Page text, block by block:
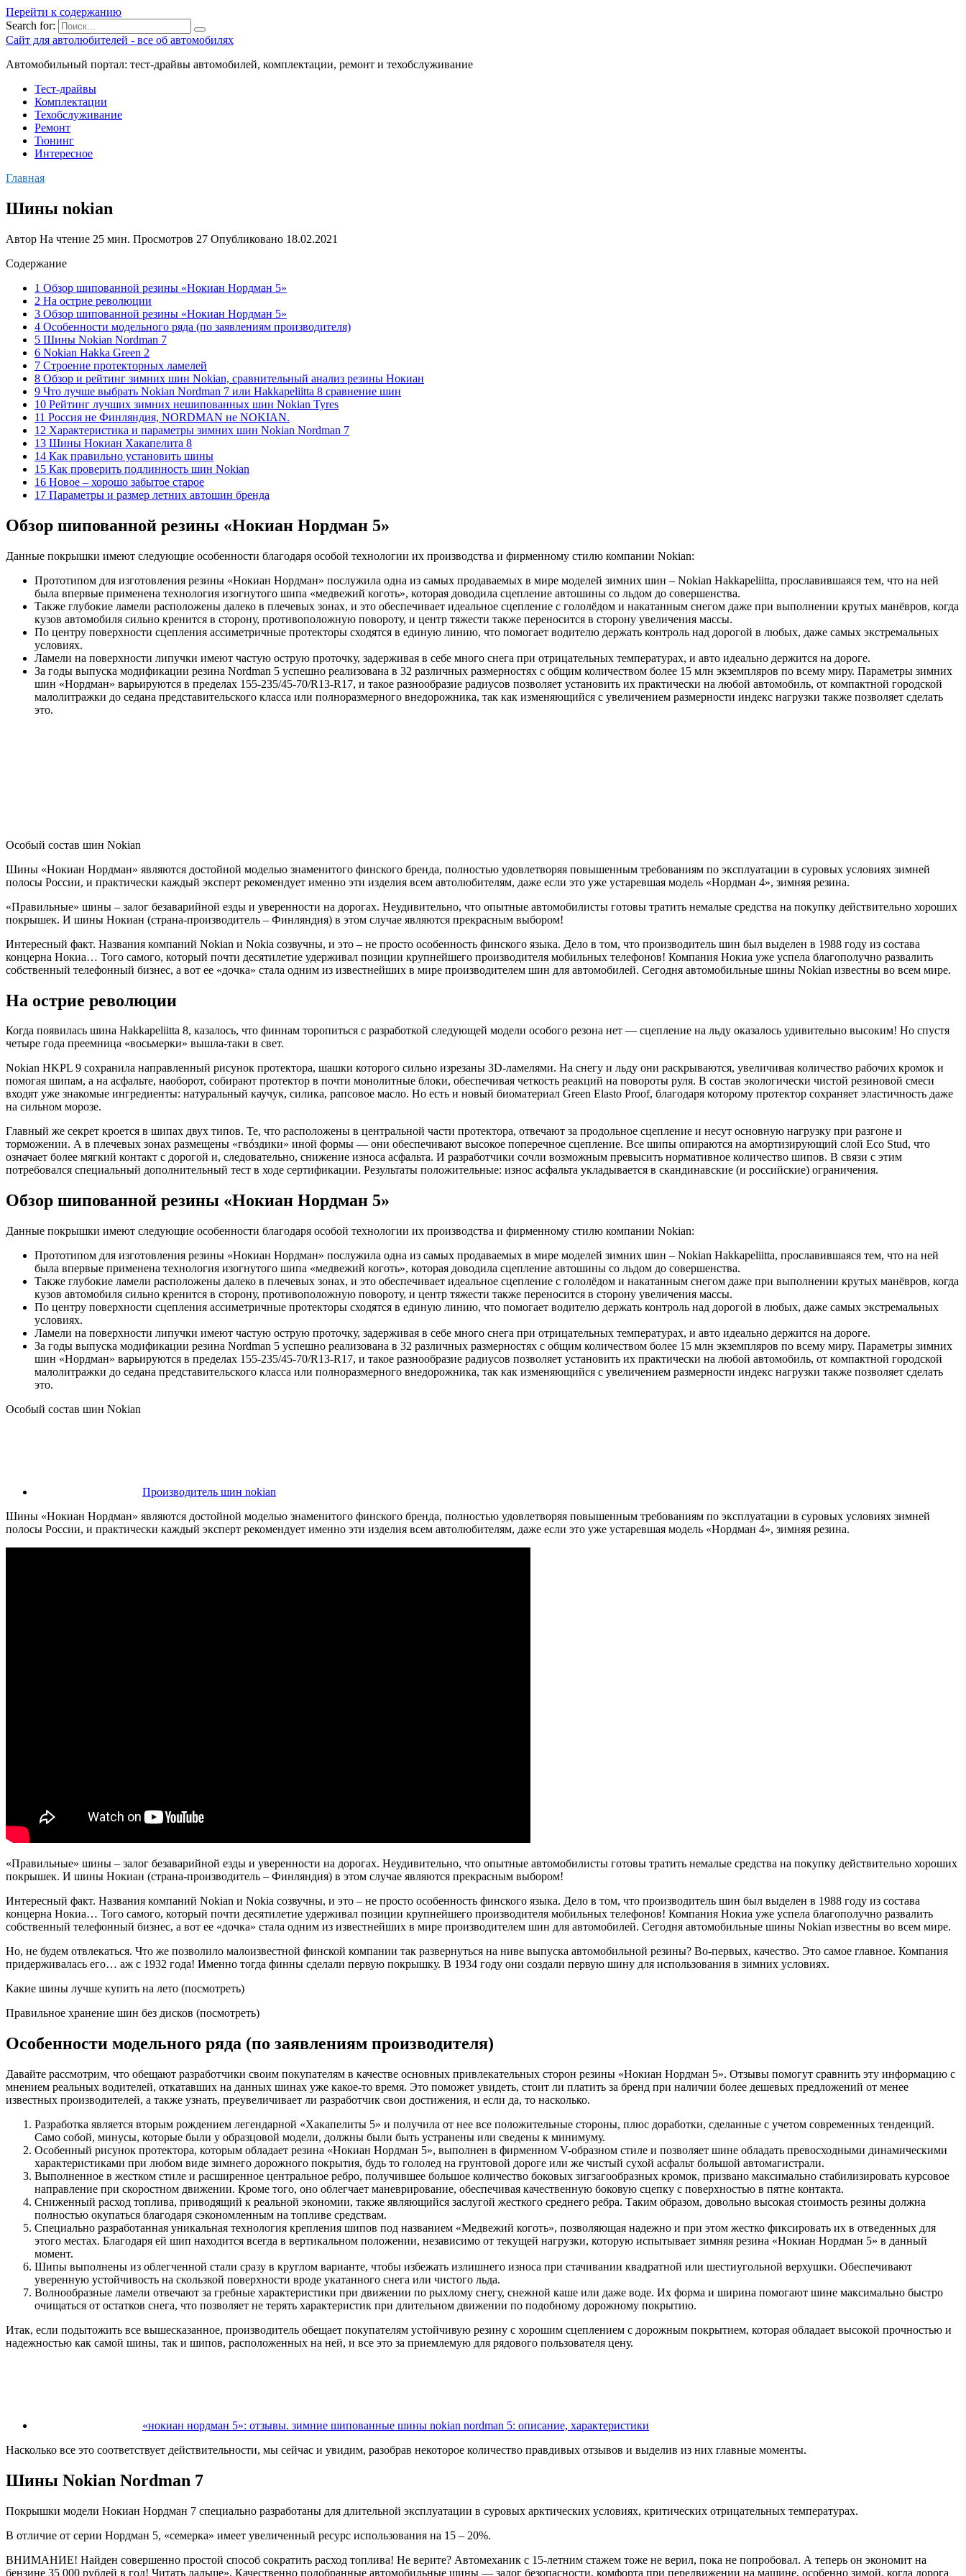
Перейти к содержанию
Search for:
Сайт для автолюбителей - все об автомобилях
Автомобильный портал: тест-драйвы автомобилей, комплектации, ремонт и техобслуживание
Тест-драйвы
Комплектации
Техобслуживание
Ремонт
Тюнинг
Интересное
Главная
Шины nokian
Автор На чтение 25 мин. Просмотров 27 Опубликовано 18.02.2021
Содержание
1 Обзор шипованной резины «Нокиан Нордман 5»
2 На острие революции
3 Обзор шипованной резины «Нокиан Нордман 5»
4 Особенности модельного ряда (по заявлениям производителя)
5 Шины Nokian Nordman 7
6 Nokian Hakka Green 2
7 Строение протекторных ламелей
8 Обзор и рейтинг зимних шин Nokian, сравнительный анализ резины Нокиан
9 Что лучше выбрать Nokian Nordman 7 или Hakkapeliitta 8 сравнение шин
10 Рейтинг лучших зимних нешипованных шин Nokian Tyres
11 Россия не Финляндия, NORDMAN не NOKIAN.
12 Характеристика и параметры зимних шин Nokian Nordman 7
13 Шины Нокиан Хакапелита 8
14 Как правильно установить шины
15 Как проверить подлинность шин Nokian
16 Новое – хорошо забытое старое
17 Параметры и размер летних автошин бренда
Обзор шипованной резины «Нокиан Нордман 5»
Данные покрышки имеют следующие особенности благодаря особой технологии их производства и фирменному стилю компании Nokian:
Прототипом для изготовления резины «Нокиан Нордман» послужила одна из самых продаваемых в мире моделей зимних шин – Nokian Hakkapeliitta, прославившаяся тем, что на ней
была впервые применена технология изогнутого шипа «медвежий коготь», которая доводила сцепление автошины со льдом до совершенства.
Также глубокие ламели расположены далеко в плечевых зонах, и это обеспечивает идеальное сцепление с гололёдом и накатанным снегом даже при выполнении крутых манёвров, когда
кузов автомобиля сильно кренится в сторону, противоположную повороту, и центр тяжести также переносится в сторону увеличения массы.
По центру поверхности сцепления ассиметричные протекторы сходятся в единую линию, что помогает водителю держать контроль над дорогой в любых, даже самых экстремальных
условиях.
Ламели на поверхности липучки имеют частую острую проточку, задерживая в себе много снега при отрицательных температурах, и авто идеально держится на дороге.
За годы выпуска модификации резина Nordman 5 успешно реализована в 32 различных размерностях с общим количеством более 15 млн экземпляров по всему миру. Параметры зимних
шин «Нордман» варьируются в пределах 155-235/45-70/R13-R17, и такое разнообразие радиусов позволяет установить их практически на любой автомобиль, от компактной городской
малолитражки до седана представительского класса или полноразмерного внедорожника, так как изменяющийся с увеличением размерности индекс нагрузки также позволяет сделать
это.
Особый состав шин Nokian
Шины «Нокиан Нордман» являются достойной моделью знаменитого финского бренда, полностью удовлетворяя повышенным требованиям по эксплуатации в суровых условиях зимней
полосы России, и практически каждый эксперт рекомендует именно эти изделия всем автолюбителям, даже если это уже устаревшая модель «Нордман 4», зимняя резина.
«Правильные» шины – залог безаварийной езды и уверенности на дорогах. Неудивительно, что опытные автомобилисты готовы тратить немалые средства на покупку действительно хороших
покрышек. И шины Нокиан (страна-производитель – Финляндия) в этом случае являются прекрасным выбором!
Интересный факт. Названия компаний Nokian и Nokia созвучны, и это – не просто особенность финского языка. Дело в том, что производитель шин был выделен в 1988 году из состава
концерна Нокиа… Того самого, который почти десятилетие удерживал позиции крупнейшего производителя мобильных телефонов! Компания Нокиа уже успела благополучно развалить
собственный телефонный бизнес, а вот ее «дочка» стала одним из известнейших в мире производителем шин для автомобилей. Сегодня автомобильные шины Nokian известны во всем мире.
На острие революции
Когда появилась шина Hakkapeliitta 8, казалось, что финнам торопиться с разработкой следующей модели особого резона нет — сцепление на льду оказалось удивительно высоким! Но спустя
четыре года преемница «восьмерки» вышла-таки в свет.
Nokian HKPL 9 сохранила направленный рисунок протектора, шашки которого сильно изрезаны 3D-ламелями. На снегу и льду они раскрываются, увеличивая количество рабочих кромок и
помогая шипам, а на асфальте, наоборот, собирают протектор в почти монолитные блоки, обеспечивая четкость реакций на повороты руля. В состав экологически чистой резиновой смеси
входят уже знакомые ингредиенты: натуральный каучук, силика, рапсовое масло. Но есть и новый биоматериал Green Elasto Proof, благодаря которому протектор сохраняет эластичность даже
на сильном морозе.
Главный же секрет кроется в шипах двух типов. Те, что расположены в центральной части протектора, отвечают за продольное сцепление и несут основную нагрузку при разгоне и
торможении. А в плечевых зонах размещены «гвóздики» иной формы — они обеспечивают высокое поперечное сцепление. Все шипы опираются на амортизирующий слой Eco Stud, что
означает более мягкий контакт с дорогой и, следовательно, снижение износа асфальта. И разработчики сочли возможным превысить нормативное количество шипов. В связи с этим
потребовался специальный дополнительный тест в ходе сертификации. Результаты положительные: износ асфальта укладывается в скандинавские (и российские) ограничения.
Обзор шипованной резины «Нокиан Нордман 5»
Данные покрышки имеют следующие особенности благодаря особой технологии их производства и фирменному стилю компании Nokian:
Прототипом для изготовления резины «Нокиан Нордман» послужила одна из самых продаваемых в мире моделей зимних шин – Nokian Hakkapeliitta, прославившаяся тем, что на ней
была впервые применена технология изогнутого шипа «медвежий коготь», которая доводила сцепление автошины со льдом до совершенства.
Также глубокие ламели расположены далеко в плечевых зонах, и это обеспечивает идеальное сцепление с гололёдом и накатанным снегом даже при выполнении крутых манёвров, когда
кузов автомобиля сильно кренится в сторону, противоположную повороту, и центр тяжести также переносится в сторону увеличения массы.
По центру поверхности сцепления ассиметричные протекторы сходятся в единую линию, что помогает водителю держать контроль над дорогой в любых, даже самых экстремальных
условиях.
Ламели на поверхности липучки имеют частую острую проточку, задерживая в себе много снега при отрицательных температурах, и авто идеально держится на дороге.
За годы выпуска модификации резина Nordman 5 успешно реализована в 32 различных размерностях с общим количеством более 15 млн экземпляров по всему миру. Параметры зимних
шин «Нордман» варьируются в пределах 155-235/45-70/R13-R17, и такое разнообразие радиусов позволяет установить их практически на любой автомобиль, от компактной городской
малолитражки до седана представительского класса или полноразмерного внедорожника, так как изменяющийся с увеличением размерности индекс нагрузки также позволяет сделать
это.
Особый состав шин Nokian
Производитель шин nokian
Шины «Нокиан Нордман» являются достойной моделью знаменитого финского бренда, полностью удовлетворяя повышенным требованиям по эксплуатации в суровых условиях зимней
полосы России, и практически каждый эксперт рекомендует именно эти изделия всем автолюбителям, даже если это уже устаревшая модель «Нордман 4», зимняя резина.
«Правильные» шины – залог безаварийной езды и уверенности на дорогах. Неудивительно, что опытные автомобилисты готовы тратить немалые средства на покупку действительно хороших
покрышек. И шины Нокиан (страна-производитель – Финляндия) в этом случае являются прекрасным выбором!
Интересный факт. Названия компаний Nokian и Nokia созвучны, и это – не просто особенность финского языка. Дело в том, что производитель шин был выделен в 1988 году из состава
концерна Нокиа… Того самого, который почти десятилетие удерживал позиции крупнейшего производителя мобильных телефонов! Компания Нокиа уже успела благополучно развалить
собственный телефонный бизнес, а вот ее «дочка» стала одним из известнейших в мире производителем шин для автомобилей. Сегодня автомобильные шины Nokian известны во всем мире.
Но, не будем отвлекаться. Что же позволило малоизвестной финской компании так развернуться на ниве выпуска автомобильной резины? Во-первых, качество. Это самое главное. Компания
придерживалась его… аж с 1932 года! Именно тогда финны сделали первую покрышку. В 1934 году они создали первую шину для использования в зимних условиях.
Какие шины лучше купить на лето (посмотреть)
Правильное хранение шин без дисков (посмотреть)
Особенности модельного ряда (по заявлениям производителя)
Давайте рассмотрим, что обещают разработчики своим покупателям в качестве основных привлекательных сторон резины «Нокиан Нордман 5». Отзывы помогут сравнить эту информацию с
мнением реальных водителей, откатавших на данных шинах уже какое-то время. Это поможет увидеть, стоит ли платить за бренд при наличии более дешевых предложений от менее
известных производителей, а также узнать, преувеличивает ли разработчик свои достижения, и если да, то насколько.
Разработка является вторым рождением легендарной «Хакапелиты 5» и получила от нее все положительные стороны, плюс доработки, сделанные с учетом современных тенденций.
Само собой, минусы, которые были у образцовой модели, должны были быть устранены или сведены к минимуму.
Особенный рисунок протектора, которым обладает резина «Нокиан Нордман 5», выполнен в фирменном V-образном стиле и позволяет шине обладать превосходными динамическими
характеристиками при любом виде зимнего дорожного покрытия, будь то гололед на грунтовой дороге или же чистый сухой асфальт большой автомагистрали.
Выполненное в жестком стиле и расширенное центральное ребро, получившее большое количество боковых зигзагообразных кромок, призвано максимально стабилизировать курсовое
направление при скоростном движении. Кроме того, оно облегчает маневрирование, обеспечивая качественную боковую сцепку с поверхностью в пятне контакта.
Сниженный расход топлива, приводящий к реальной экономии, также являющийся заслугой жесткого среднего ребра. Таким образом, довольно высокая стоимость резины должна
полностью окупаться благодаря сэкономленным на топливе средствам.
Специально разработанная уникальная технология крепления шипов под названием «Медвежий коготь», позволяющая надежно и при этом жестко фиксировать их в отведенных для
этого местах. Благодаря ей шип находится всегда в вертикальном положении, независимо от текущей нагрузки, которую испытывает зимняя резина «Нокиан Нордман 5» в данный
момент.
Шипы выполнены из облегченной стали сразу в круглом варианте, чтобы избежать излишнего износа при стачивании квадратной или шестиугольной верхушки. Обеспечивают
уверенную устойчивость на скользкой поверхности вроде укатанного снега или чистого льда.
Волнообразные ламели отвечают за гребные характеристики при движении по рыхлому снегу, снежной каше или даже воде. Их форма и ширина помогают шине максимально быстро
очищаться от остатков снега, что позволяет не терять характеристик при длительном движении по подобному дорожному покрытию.
Итак, если подытожить все вышесказанное, производитель обещает покупателям устойчивую резину с хорошим сцеплением с дорожным покрытием, которая обладает высокой прочностью и
надежностью как самой шины, так и шипов, расположенных на ней, и все это за приемлемую для рядового пользователя цену.
«нокиан нордман 5»: отзывы. зимние шипованные шины nokian nordman 5: описание, характеристики
Насколько все это соответствует действительности, мы сейчас и увидим, разобрав некоторое количество правдивых отзывов и выделив из них главные моменты.
Шины Nokian Nordman 7
Покрышки модели Нокиан Нордман 7 специально разработаны для длительной эксплуатации в суровых арктических условиях, критических отрицательных температурах.
В отличие от серии Нордман 5, «семерка» имеет увеличенный ресурс использования на 15 – 20%.
ВНИМАНИЕ! Найден совершенно простой способ сократить расход топлива! Не верите? Автомеханик с 15-летним стажем тоже не верил, пока не попробовал. А теперь он экономит на
бензине 35 000 рублей в год! Читать дальше». Качественно подобранные автомобильные шины — залог безопасности, комфорта при передвижении на машине, особенно зимой, когда дорога